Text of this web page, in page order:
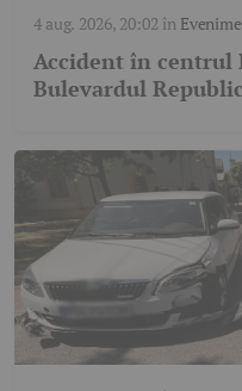
4 aug. 2026, 20:02 în
Accident în centrul
Bulevardul